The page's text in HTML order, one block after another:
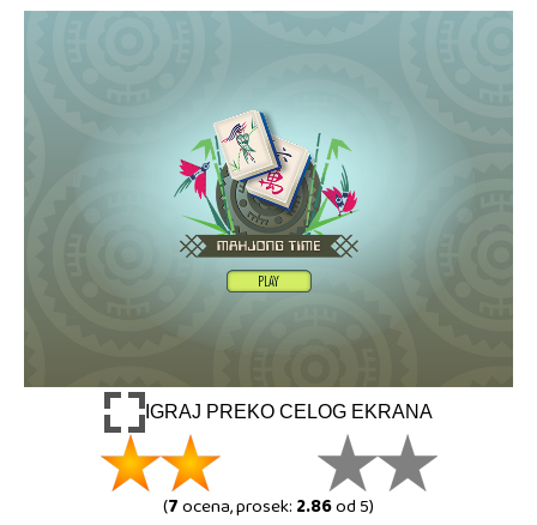
IGRAJ PREKO CELOG EKRANA
(7ocena, prosek:2.86od 5)